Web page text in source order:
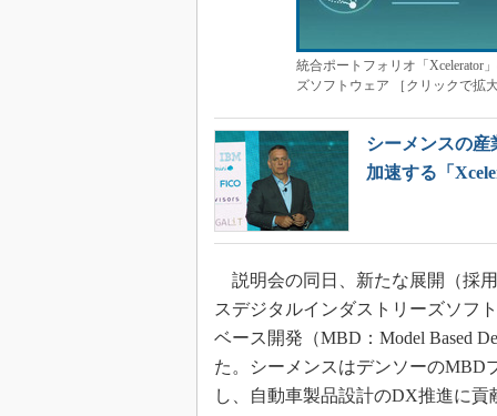
統合ポートフォリオ「Xcelerator
ズソフトウェア ［クリックで拡大
シーメンスの
加速する「
説明会の同日、新たな展開（採
スデジタルインダストリーズソフ
ベース開発（MBD：Model Based
た。シーメンスはデンソーのMBD
し、自動車製品設計のDX推進に貢